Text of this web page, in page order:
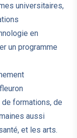
universitaires,
en
un programme
formations, de
aussi
et les arts.